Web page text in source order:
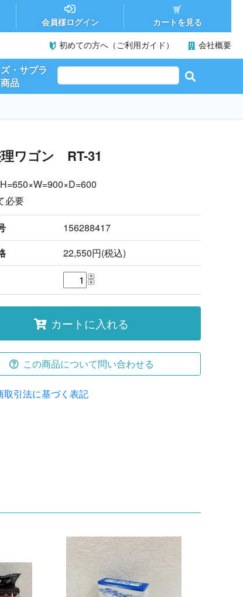
会員様ログイン
カートを見る
初めての方へ（ご利用ガイド）
会社概要
・サプラ
品
ワゴン RT-31
必要
156288417
22,550円(税込)
カートに入れる
この商品について問い合わせる
取引法に基づく表記